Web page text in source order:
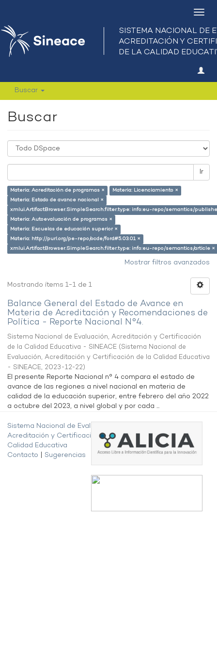
Buscar
Buscar
Ir
Materia: Acreditación de programas ×
Materia: Licenciamiento ×
Materia: Estado de avance nacional ×
xmlui.ArtifactBrowser.SimpleSearch.filter.type: info:eu-repo/semantics/
Materia: Autoevaluación de programas ×
Materia: Escuelas de educación superior ×
Materia: http://purl.org/pe-repo/ocde/ford#5.03.01 ×
xmlui.ArtifactBrowser.SimpleSearch.filter.type: info:eu-repo/semantics/article ×
Mostrar filtros avanzados
Mostrando ítems 1-1 de 1
Balance General del Estado de Avance en
Materia de Acreditación y Recomendaciones de
Política - Reporte Nacional N°4.
Sistema Nacional de Evaluación, Acreditación y Certificación
de la Calidad Educativa - SINEACE (Sistema Nacional de
Evaluación, Acreditación y Certificación de la Calidad Educativa
- SINEACE, 2023-12-22)
El presente Reporte Nacional n° 4 compara el estado de
avance de las regiones a nivel nacional en materia de
calidad de la educación superior, entre febrero del año 2022
a octubre del 2023, a nivel global y por cada ...
Sistema Nacional de Evaluación,
Acreditación y Certificación de la
Calidad Educativa
Contacto
Sugerencias